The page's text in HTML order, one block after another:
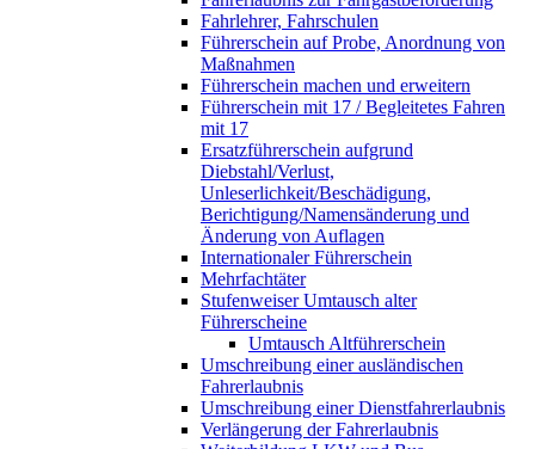
Fahrlehrer, Fahrschulen
Führerschein auf Probe, Anordnung von
Maßnahmen
Führerschein machen und erweitern
Führerschein mit 17 / Begleitetes Fahren
mit 17
Ersatzführerschein aufgrund
Diebstahl/Verlust,
Unleserlichkeit/Beschädigung,
Berichtigung/Namensänderung und
Änderung von Auflagen
Internationaler Führerschein
Mehrfachtäter
Stufenweiser Umtausch alter
Führerscheine
Umtausch Altführerschein
Umschreibung einer ausländischen
Fahrerlaubnis
Umschreibung einer Dienstfahrerlaubnis
Verlängerung der Fahrerlaubnis